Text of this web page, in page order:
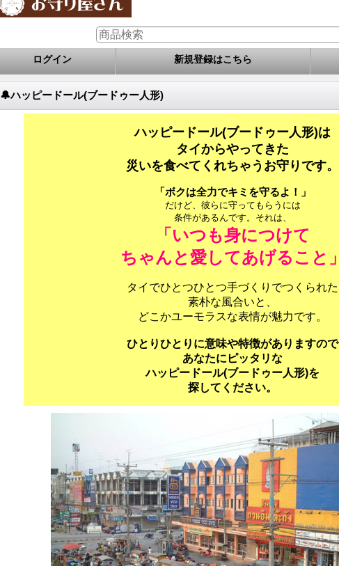
ログイン 新規登録はこちら
🔔ハッピードール(ブードゥー人形)
ハッピードール(ブードゥー人形)は
タイからやってきた
災いを食べてくれちゃうお守りです。
「ボクは全力でキミを守るよ！」
だけど、彼らに守ってもらうには
条件があるんです。それは、
「いつも身につけて
ちゃんと愛してあげること」
タイでひとつひとつ手づくりでつくられた
素朴な風合いと、
どこかユーモラスな表情が魅力です。
ひとりひとりに意味や特徴がありますので
あなたにピッタリな
ハッピードール(ブードゥー人形)を
探してください。